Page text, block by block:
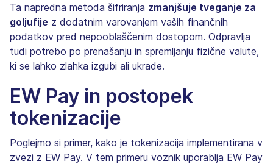
Ta napredna metoda šifriranja zmanjšuje tveganje za
goljufije z dodatnim varovanjem vaših finančnih
podatkov pred nepooblaščenim dostopom. Odpravlja
tudi potrebo po prenašanju in spremljanju fizične valute,
ki se lahko zlahka izgubi ali ukrade.
EW Pay in postopek
tokenizacije
Poglejmo si primer, kako je tokenizacija implementirana v
zvezi z EW Pay. V tem primeru voznik uporablja EW Pay